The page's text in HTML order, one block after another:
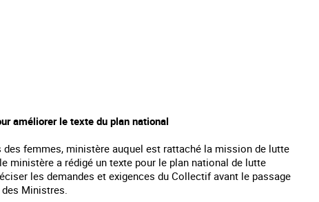
améliorer le texte du plan national
femmes, ministère auquel est rattaché la mission de lutte
ministère a rédigé un texte pour le plan national de lutte
les demandes et exigences du Collectif avant le passage
Ministres.